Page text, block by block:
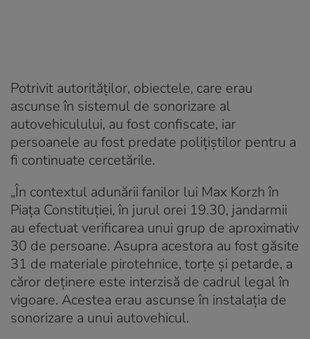
Potrivit autorităților, obiectele, care erau
ascunse în sistemul de sonorizare al
autovehiculului, au fost confiscate, iar
persoanele au fost predate polițiștilor pentru a
fi continuate cercetările.
„În contextul adunării fanilor lui Max Korzh în
Piața Constituției, în jurul orei 19.30, jandarmii
au efectuat verificarea unui grup de aproximativ
30 de persoane. Asupra acestora au fost găsite
31 de materiale pirotehnice, torțe și petarde, a
căror deținere este interzisă de cadrul legal în
vigoare. Acestea erau ascunse în instalația de
sonorizare a unui autovehicul.